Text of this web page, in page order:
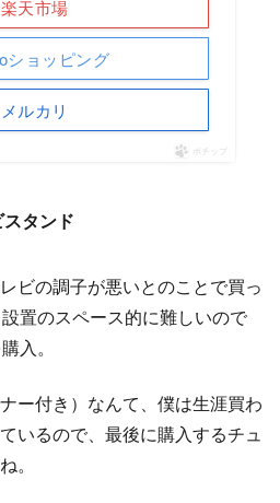
楽天市場
ショッピング
メルカリ
ポチップ
タンド
ビの調子が悪いとのことで買っ
置のスペース的に難しいので
入。
ー付き）なんて、僕は生涯買わ
いるので、最後に購入するチュ
。